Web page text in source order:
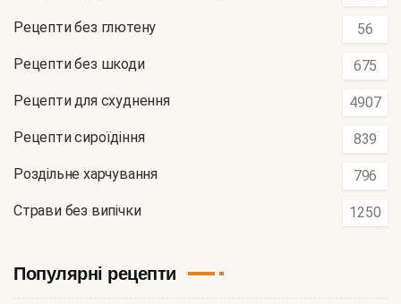
Рецепти без глютену 56
Рецепти без шкоди 675
Рецепти для схуднення 4907
Рецепти сироїдіння 839
Роздільне харчування 796
Страви без випічки 1250
Популярні рецепти